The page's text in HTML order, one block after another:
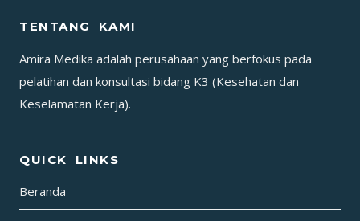
PERTAMINA
BY
PJK3
PT
TENTANG KAMI
Amira Medika adalah perusahaan yang berfokus pada
pelatihan dan konsultasi bidang K3 (Kesehatan dan
Keselamatan Kerja).
QUICK LINKS
Beranda